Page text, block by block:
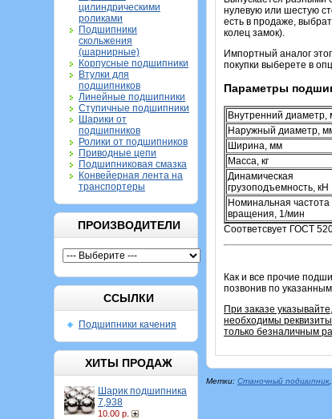
цилиндрическими
роликами
Подшипники
скольжения
(шарнирные)
Корпусные подшипники
Втулки для
подшипников
Линейные подшипники
Ступичные подшипники
Шарики от
подшипников
Ролики от подшипников
Приводные цепи
Подшипниковая смазка
Конвейерная лента на
транспортеры
ПРОИЗВОДИТЕЛИ
ССЫЛКИ
Подшипники качения
ХИТЫ ПРОДАЖ
Шарик подшипника
7,938
10.00 р.
нулевую или шестую
есть в продаже,
колец замок).
Импортный аналог
покупки выберете в
Параметры
Внутренний диаметр,
Наружный диаметр,
Ширина, мм
Масса, кг
Динамическая
грузоподъемность, кН
Номинальная частота
вращения, 1/мин
Соответсвует ГОСТ
Как и все прочие
позвонив по
При заказе
необходимы
только безналичным
Метки: Станочный подшипник